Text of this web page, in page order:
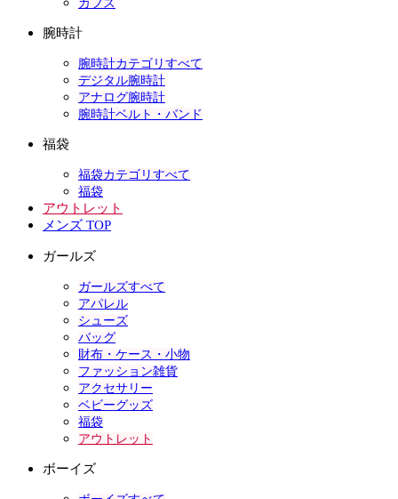
カフス
腕時計
腕時計カテゴリすべて
デジタル腕時計
アナログ腕時計
腕時計ベルト・バンド
福袋
福袋カテゴリすべて
福袋
アウトレット
メンズ TOP
ガールズ
ガールズすべて
アパレル
シューズ
バッグ
財布・ケース・小物
ファッション雑貨
アクセサリー
ベビーグッズ
福袋
アウトレット
ボーイズ